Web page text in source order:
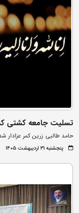
تسلیت جامعه کشتی
حامد طالبی زرین کمر عزادار
پنجشنبه ۳۱ اردیبهشت ۱۴۰۵